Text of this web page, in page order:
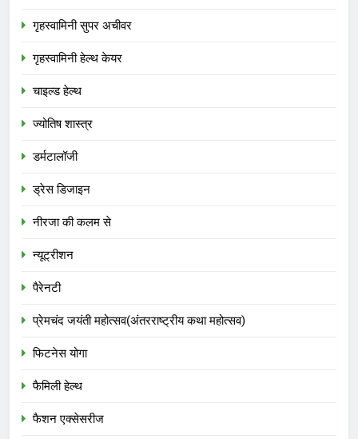
गृहस्वामिनी सुपर अचीवर
गृहस्वामिनी हेल्थ केयर
चाइल्ड हेल्थ
ज्योतिष शास्त्र
डर्मटालॉजी
ड्रेस डिजाइन
नीरजा की कलम से
न्यूट्रीशन
पैरेनटी
प्रेमचंद जयंती महोत्सव(अंतरराष्ट्रीय कथा महोत्सव)
फिटनेस योगा
फैमिली हेल्थ
फैशन एक्सेसरीज